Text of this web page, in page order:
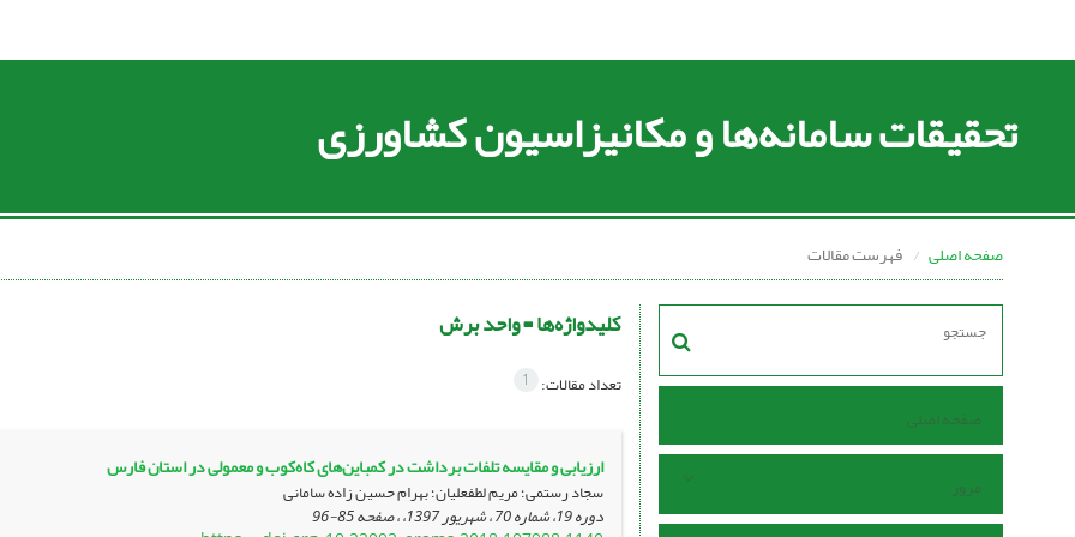
تحقیقات سامانه‌ها و مکانیزاسیون کشاورزی
صفحه اصلی فهرست مقالات
صفحه اصلی
مرور
کلیدواژه‌ها =واحد برش
تعداد مقالات: 1
ارزیابی و مقایسه تلفات برداشت در کمباین‌های کاه‌کوب و معمولی در استان فارس
سجاد رستمی؛ مریم لطفعلیان؛ بهرام حسین زاده سامانی
دوره 19، شماره 70 ، شهریور 1397، ، صفحه 85-96